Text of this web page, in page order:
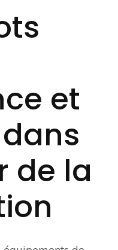
et
de la